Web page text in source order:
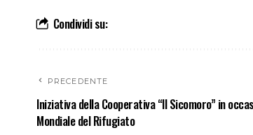
Condividi su:
PRECEDENTE
Iniziativa della Cooperativa “Il Sicomoro” in
Mondiale del Rifugiato